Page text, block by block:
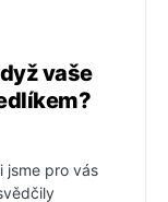
vaše
jsme pro vás